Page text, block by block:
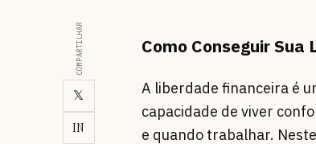
COMPARTILHAR
𝕏
IN
Como Conseguir
A liberdade financeira é
capacidade de viver
e quando trabalhar.